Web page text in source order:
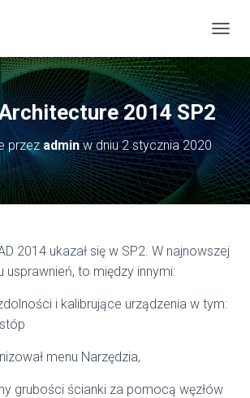
R
Ą
C
Z
N
A
W
C
2014 SP2
przezadminw dniu2 stycznia 2020
2014 ukazał się w SP2. W najnowszej
usprawnień, to między innymi:
i kalibrujące urządzenia w tym:
menu Narzędzia,
grubości ścianki za pomocą węzłów